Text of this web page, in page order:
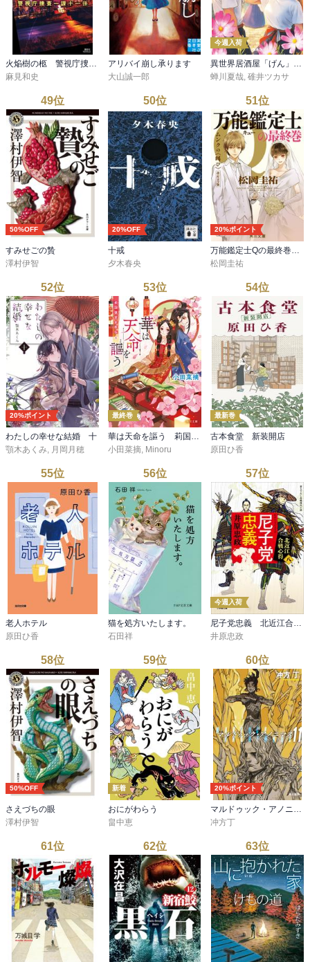
火焔樹の柩 警視庁捜査一課十一係
麻見和史
アリバイ崩し承ります
大山誠一郎
今週入荷
異世界居酒屋「げん」三杯目
蝉川夏哉, 碓井ツカサ
49位
50%OFF
すみせごの贄
澤村伊智
50位
20%OFF
十戒
夕木春央
51位
20%ポイント
松岡圭祐
52位
20%ポイント
わたしの幸せな結婚 十
顎木あくみ, 月岡月穂
53位
最終巻
華は天命を謳う 莉国後宮女医伝 五
小田菜摘, Minoru
54位
最新巻
古本食堂 新装開店
原田ひ香
55位
老人ホテル
原田ひ香
56位
猫を処方いたします。
石田祥
57位
今週入荷
井原忠政
58位
50%OFF
さえづちの眼
澤村伊智
59位
新着
おにがわらう
畠中恵
60位
20%ポイント
マルドゥック・アノニマス11
冲方丁
61位 62位 63位